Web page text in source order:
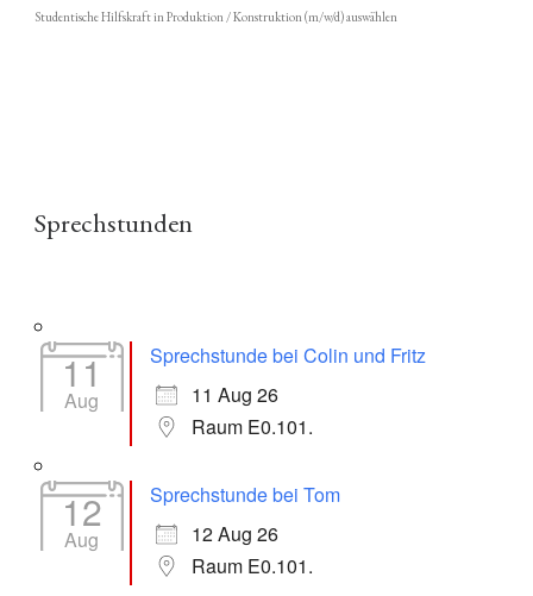
Studentische Hilfskraft in Produktion / Konstruktion (m/w/d) auswählen
Sprechstunden
11
Aug
Sprechstunde bei Colin und Fritz
11 Aug 26
Raum E0.101.
12
Aug
Sprechstunde bei Tom
12 Aug 26
Raum E0.101.